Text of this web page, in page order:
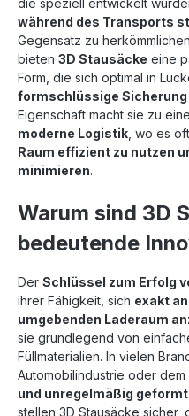
während des Transports
Gegensatz zu
bieten 3D Stausäcke eine
Form, die sich optimal in
formschlüssige Sicherung
Eigenschaft macht sie zu
moderne Logistik , wo es
Raum effizient zu nutzen
minimieren.
Warum sind 3D
bedeutende
Der Schlüssel zum Erfolg
ihrer Fähigkeit, sich exakt
umgebenden Laderaum
sie grundlegend von
Füllmaterialien. In vielen
Automobilindustrie oder
und unregelmäßig
stellen 3D Stausäcke sicher,